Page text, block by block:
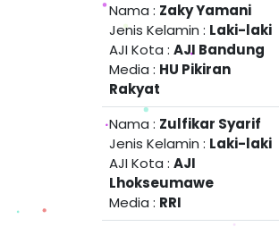
Nama : Zaky Yamani
Jenis Kelamin : Laki-laki
AJI Kota : AJI Bandung
Media : HU Pikiran
Rakyat
Nama : Zulfikar Syarif
Jenis Kelamin : Laki-laki
AJI Kota : AJI
Lhokseumawe
Media : RRI